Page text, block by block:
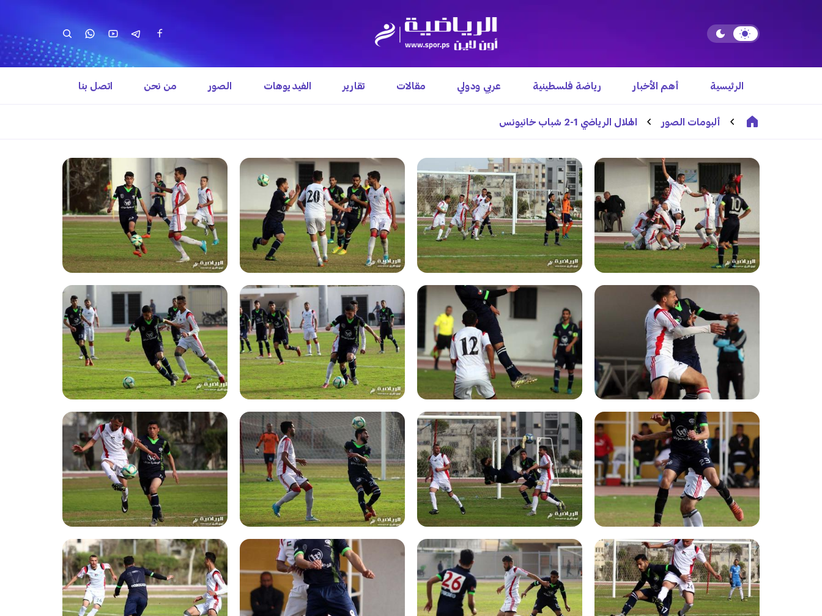
الرئيسية أهم الأخبار رياضة فلسطينية عربي ودولي مقالات تقارير الفيديوهات الصور من نحن اتصل بنا
ألبومات الصور الهلال الرياضي 1-2 شباب خانيونس